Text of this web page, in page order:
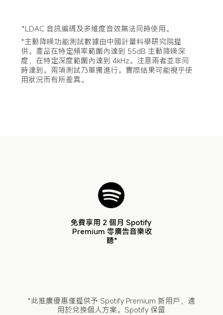
*LDAC 音訊編碼及多維度音效無法同時使用。
*主動降噪功能測試數據由中國計量科學研究院提
供。產品在特定頻率範圍內達到 55dB 主動降噪深
度，在特定深度範圍內達到 4kHz。注意兩者並非同
時達到。兩項測試乃單獨進行。實際結果可能視乎使
用狀況而有所差異。
免費享用 2 個月 Spotify
Premium 零廣告音樂收
聽*
*此推廣優惠僅提供予 Spotify Premium 新用戶，適
用於兌換個人方案。Spotify 保留